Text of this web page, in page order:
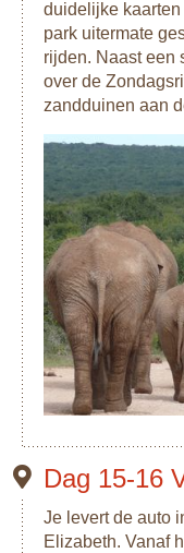
duidelijke
park uitermate
rijden. Naast een
over de
zandduinen aan
Dag 15-16
Je levert de auto
Elizabeth. Vanaf